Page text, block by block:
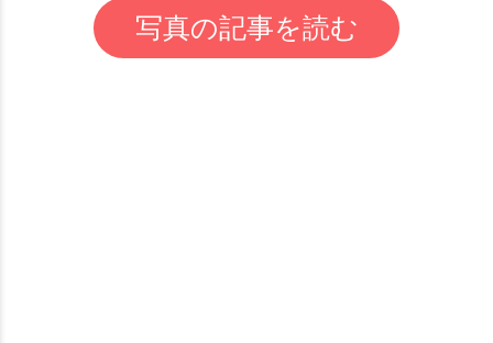
写真の記事を読む